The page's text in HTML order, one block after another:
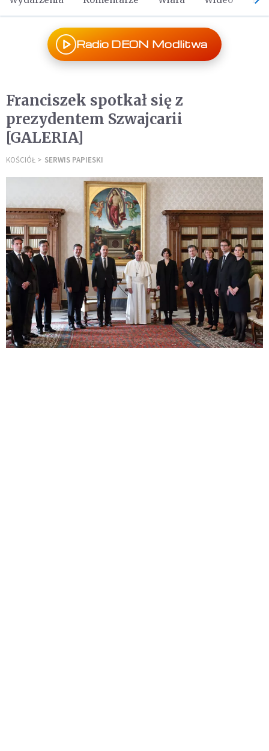
Radio DEON Modlitwa
Franciszek spotkał się z
prezydentem Szwajcarii
[GALERIA]
KOŚCIÓŁ SERWIS PAPIESKI